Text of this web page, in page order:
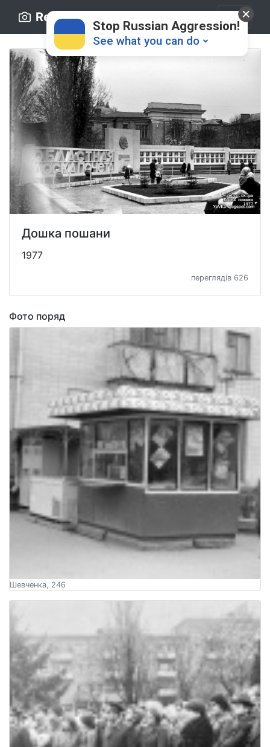
Retro.ck.ua
Дошка пошани
1977
переглядів 626
Фото поряд
Шевченка, 246
Stop Russian Aggression!
See what you can do
Donate 💸
Support Ukraine ❤
Share this widget